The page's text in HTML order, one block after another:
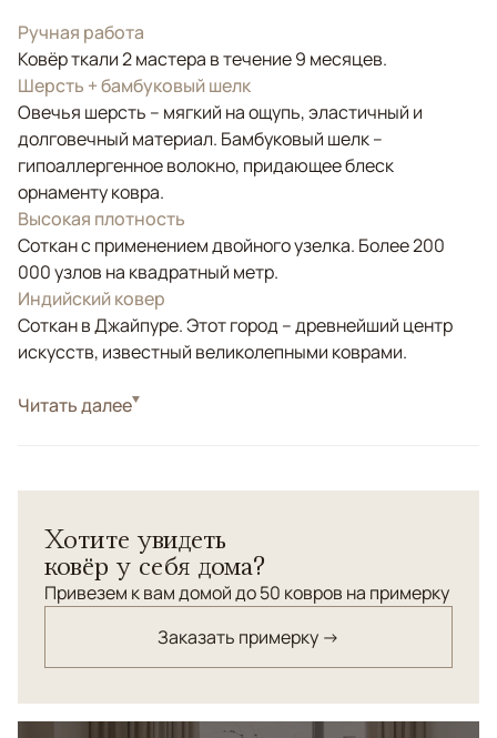
Ручная работа
Ковёр ткали 2 мастера в течение 9 месяцев.
Шерсть + бамбуковый шелк
Овечья шерсть – мягкий на ощупь, эластичный и
долговечный материал. Бамбуковый шелк –
гипоаллергенное волокно, придающее блеск
орнаменту ковра.
Высокая плотность
Соткан с применением двойного узелка. Более 200
000 узлов на квадратный метр.
Индийский ковер
Соткан в Джайпуре. Этот город – древнейший центр
искусств, известный великолепными коврами.
СтильСовременные
шерсти и бамбукового шелка, поражает своим
уникальным дизайном, который напоминает текстуру
старинной стены или камня. Этот ковер, с размером,
олицетворяет собой сочетание роскоши и комфорта.
Его цветовая гамма, включающая оттенки бежевого,
серого и коричневого, придает помещению ощущение
спокойствия и элегантности.
Читать далее
Хотите увидеть
ковёр у себя дома?
Привезем к вам домой до 50 ковров на примерку
Заказать примерку →